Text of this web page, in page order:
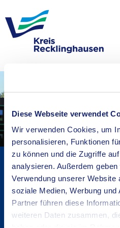
Diese Webseite verwendet
Wir verwenden Cookies, um
personalisieren, Funktionen
zu können und die Zugriffe
analysieren. Außerdem
Verwendung unserer Website
soziale Medien, Werbung
Partner führen diese
weiteren Daten zusammen,
Kreisverwaltung A-Z
Bekanntmachungen
Ortsrecht
Karriere beim Kreis
Bürger-, Ideen- und Beschwerdecenter